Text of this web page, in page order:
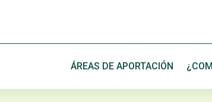
ÁREAS DE APORTACIÓN